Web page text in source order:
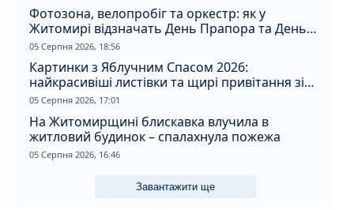
Фотозона, велопробіг та оркестр: як у
Житомирі відзначать День Прапора та День
Незалежності
05 Серпня 2026, 18:56
Картинки з Яблучним Спасом 2026:
найкрасивіші листівки та щирі привітання зі
святом
05 Серпня 2026, 17:01
На Житомирщині блискавка влучила в
житловий будинок – спалахнула пожежа
05 Серпня 2026, 16:46
Завантажити ще